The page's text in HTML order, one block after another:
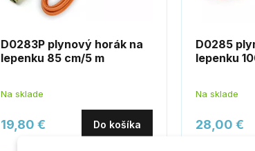
D0283P plynový horák na
lepenku 85 cm/5 m
Na sklade
19,80 € Do košíka
D0285
lepenku
Na sklade
28,00 €